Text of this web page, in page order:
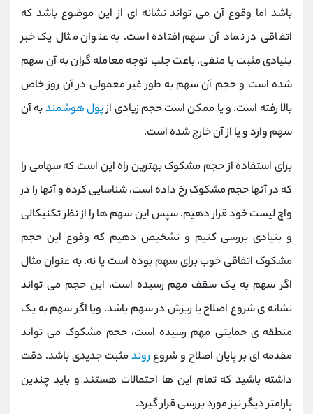
باشد اما وقوع آن می تواند نشانه ای از این موضوع باشد که
اتفاقی در نماد آن سهم افتاده است. به عنوان مثال یک خبر
بنیادی مثبت یا منفی، باعث جلب توجه معامله گران به آن سهم
شده است و حجم آن سهم به طور غیر معمولی در آن روز خاص
بالا رفته است. و یا ممکن است حجم زیادی ازپول هوشمندبه آن
سهم وارد و یا از آن خارج شده است.
برای استفاده از حجم مشکوک بهترین راه این است که سهامی را
که در آنها حجم مشکوک رخ داده است، شناسایی کرده و آنها را در
واچ لیست خود قرار دهیم. سپس این سهم ها را از نظر تکنیکالی
و بنیادی بررسی کنیم و تشخیص دهیم که وقوع این حجم
مشکوک اتفاقی خوب برای سهم بوده است یا نه. به عنوان مثال
اگر سهم به یک سقف مهم رسیده است، این حجم می تواند
نشانه ی شروع اصلاح یا ریزش در سهم باشد. ویا اگر سهم به یک
منطقه ی حمایتی مهم رسیده است، حجم مشکوک می تواند
مقدمه ای بر پایان اصلاح و شروع روندمثبت جدیدی باشد. دقت
داشته باشید که تمام این ها احتمالات هستند و باید چندین
پارامتر دیگر نیز مورد بررسی قرار گیرد.